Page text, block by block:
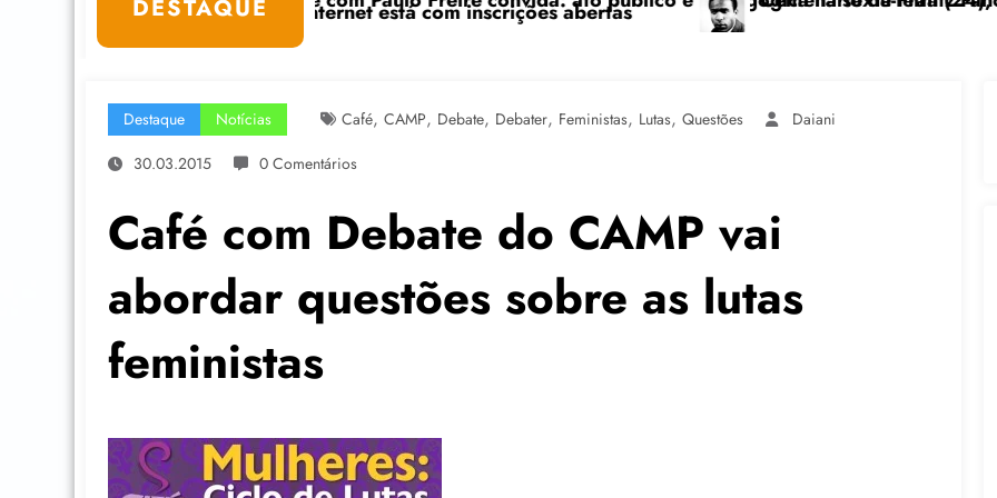
DESTAQUE
na Internet está com inscrições abertas
Destaque Notícias Café, CAMP, Debate, Debater, Feministas, Lutas, Questões
Daiani
30.03.2015
0 Comentários
Café com Debate do CAMP vai
abordar questões sobre as lutas
feministas